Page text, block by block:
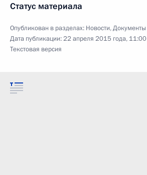
Статус материала
Опубликован в разделах: Новости,Документы
Дата публикации:22 апреля 2015 года, 11:00
Текстовая версия